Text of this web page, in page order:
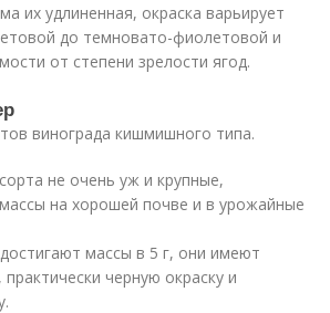
их удлиненная, окраска варьирует
до темновато-фиолетовой и
от степени зрелости ягод.
винограда кишмишного типа.
не очень уж и крупные,
на хорошей почве и в урожайные
массы в 5 г, они имеют
черную окраску и